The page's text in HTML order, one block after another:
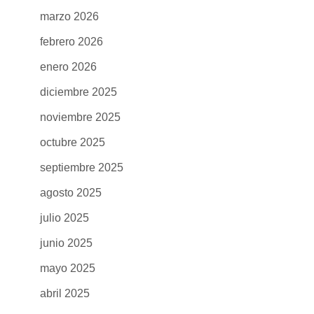
marzo 2026
febrero 2026
enero 2026
diciembre 2025
noviembre 2025
octubre 2025
septiembre 2025
agosto 2025
julio 2025
junio 2025
mayo 2025
abril 2025